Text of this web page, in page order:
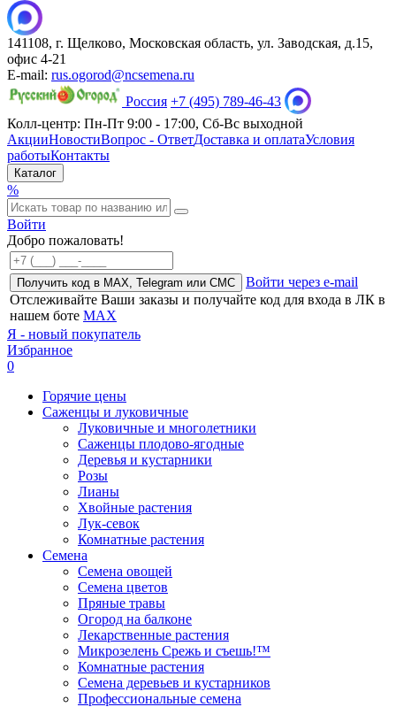
141108, г. Щелково, Московская область, ул. Заводская, д.15,
офис 4-21
E-mail: rus.ogorod@ncsemena.ru
Россия +7 (495) 789-46-43
Колл-центр: Пн-Пт 9:00 - 17:00, Сб-Вс выходной
АкцииНовостиВопрос - ОтветДоставка и оплатаУсловия
работыКонтакты
Каталог
%
Войти
Добро пожаловать!
Получить код в MAX, Telegram или СМС
Войти через e-mail
Отслеживайте Ваши заказы и получайте код для входа в ЛК в
нашем боте MAX
Я - новый покупатель
Избранное
0
Горячие цены
Саженцы и луковичные
Луковичные и многолетники
Саженцы плодово-ягодные
Деревья и кустарники
Розы
Лианы
Хвойные растения
Лук-севок
Комнатные растения
Семена
Семена овощей
Семена цветов
Пряные травы
Огород на балконе
Лекарственные растения
Микрозелень Срежь и съешь!™
Комнатные растения
Семена деревьев и кустарников
Профессиональные семена